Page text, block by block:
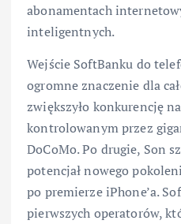
abonamentach
inteligentnych.
Wejście SoftBanku do
ogromne znaczenie dla
zwiększyło konkurencję
kontrolowanym przez
DoCoMo. Po drugie, Son
potencjał nowego
po premierze iPhone’a.
pierwszych operatorów,